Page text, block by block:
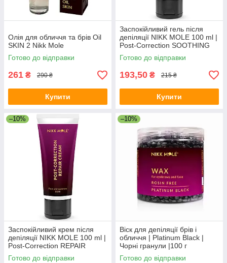
Олія для обличчя та брів Oil
SKIN 2 Nikk Mole
Готово до відправки
261 ₴ 290 ₴
Купити
Заспокійливий гель після
депіляції NIKK MOLE 100 ml |
Post-Correction SOOTHING
GEL
Готово до відправки
193,50 ₴ 215 ₴
Купити
–10%
Заспокійливий крем після
депіляції NIKK MOLE 100 ml |
Post-Correction REPAIR
CREAM
Готово до відправки
–10%
Віск для депіляції брів і
обличчя | Platinum Black |
Чорні гранули |100 г
Готово до відправки